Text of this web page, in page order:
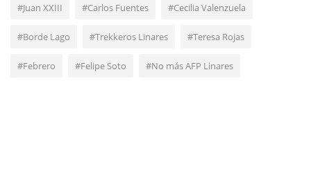
#Juan XXIII #Carlos Fuentes #Cecilia Valenzuela
#Borde Lago #Trekkeros Linares #Teresa Rojas
#Febrero #Felipe Soto #No más AFP Linares